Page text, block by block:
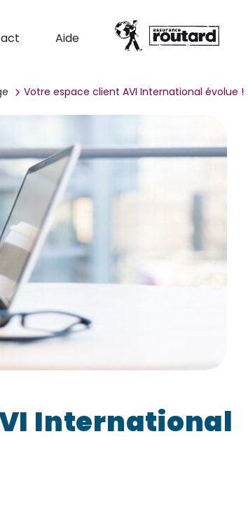
Aide
​Votre espace client AVI International évolue !
International